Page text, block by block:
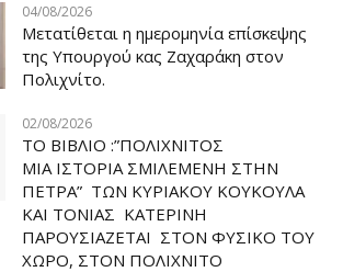
04/08/2026
Μετατίθεται η ημερομηνία επίσκεψης
της Υπουργού κας Ζαχαράκη στον
Πολιχνίτο.
02/08/2026
ΤΟ ΒΙΒΛΙΟ :”ΠΟΛΙΧΝΙΤΟΣ
ΜΙΑ ΙΣΤΟΡΙΑ ΣΜΙΛΕΜΕΝΗ ΣΤΗΝ
ΠΕΤΡΑ” ΤΩΝ ΚΥΡΙΑΚΟΥ ΚΟΥΚΟΥΛΑ
ΚΑΙ ΤΟΝΙΑΣ ΚΑΤΕΡΙΝΗ
ΠΑΡΟΥΣΙΑΖΕΤΑΙ ΣΤΟΝ ΦΥΣΙΚΟ ΤOY
ΧΩΡΟ, ΣΤΟΝ ΠΟΛΙΧΝΙΤΟ